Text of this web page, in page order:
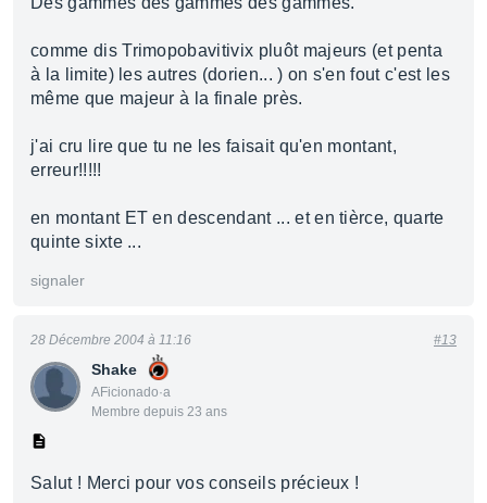
comme dis Trimopobavitivix pluôt majeurs (et penta
à la limite) les autres (dorien... ) on s'en fout c'est les
même que majeur à la finale près.
j'ai cru lire que tu ne les faisait qu'en montant,
erreur!!!!!
en montant ET en descendant ... et en tièrce, quarte
quinte sixte ...
signaler
Shake
AFicionado·a
Membre depuis 23 ans
28 Décembre 2004 à 11:16 #13
Salut ! Merci pour vos conseils précieux !